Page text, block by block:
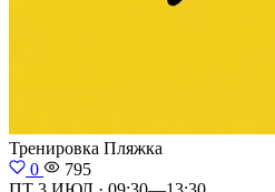
Тренировка Пляжка
0
795